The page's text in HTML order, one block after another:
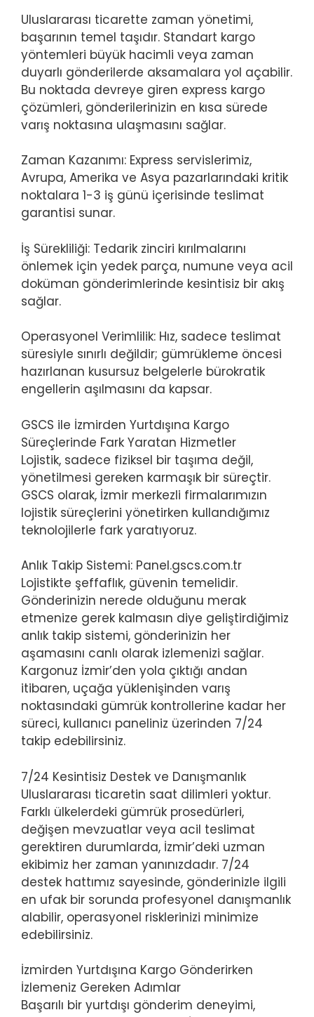
Uluslararası ticarette zaman yönetimi,
başarının temel taşıdır. Standart kargo
yöntemleri büyük hacimli veya zaman
duyarlı gönderilerde aksamalara yol açabilir.
Bu noktada devreye giren express kargo
çözümleri, gönderilerinizin en kısa sürede
varış noktasına ulaşmasını sağlar.
Zaman Kazanımı: Express servislerimiz,
Avrupa, Amerika ve Asya pazarlarındaki kritik
noktalara 1-3 iş günü içerisinde teslimat
garantisi sunar.
İş Sürekliliği: Tedarik zinciri kırılmalarını
önlemek için yedek parça, numune veya acil
doküman gönderimlerinde kesintisiz bir akış
sağlar.
Operasyonel Verimlilik: Hız, sadece teslimat
süresiyle sınırlı değildir; gümrükleme öncesi
hazırlanan kusursuz belgelerle bürokratik
engellerin aşılmasını da kapsar.
GSCS ile İzmirden Yurtdışına Kargo
Süreçlerinde Fark Yaratan Hizmetler
Lojistik, sadece fiziksel bir taşıma değil,
yönetilmesi gereken karmaşık bir süreçtir.
GSCS olarak, İzmir merkezli firmalarımızın
lojistik süreçlerini yönetirken kullandığımız
teknolojilerle fark yaratıyoruz.
Anlık Takip Sistemi: Panel.gscs.com.tr
Lojistikte şeffaflık, güvenin temelidir.
Gönderinizin nerede olduğunu merak
etmenize gerek kalmasın diye geliştirdiğimiz
anlık takip sistemi, gönderinizin her
aşamasını canlı olarak izlemenizi sağlar.
Kargonuz İzmir’den yola çıktığı andan
itibaren, uçağa yüklenişinden varış
noktasındaki gümrük kontrollerine kadar her
süreci, kullanıcı paneliniz üzerinden 7/24
takip edebilirsiniz.
7/24 Kesintisiz Destek ve Danışmanlık
Uluslararası ticaretin saat dilimleri yoktur.
Farklı ülkelerdeki gümrük prosedürleri,
değişen mevzuatlar veya acil teslimat
gerektiren durumlarda, İzmir’deki uzman
ekibimiz her zaman yanınızdadır. 7/24
destek hattımız sayesinde, gönderinizle ilgili
en ufak bir sorunda profesyonel danışmanlık
alabilir, operasyonel risklerinizi minimize
edebilirsiniz.
İzmirden Yurtdışına Kargo Gönderirken
İzlemeniz Gereken Adımlar
Başarılı bir yurtdışı gönderim deneyimi,